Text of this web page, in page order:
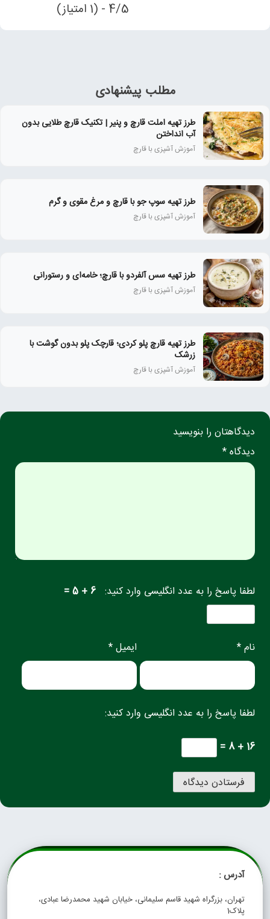
4/5 - (1 امتیاز)
مطلب پیشنهادی
طرز تهیه املت قارچ و پنیر | تکنیک قارچ طلایی بدون
آب انداختن
آموزش آشپزی با قارچ
طرز تهیه سوپ جو با قارچ و مرغ مقوی و گرم
آموزش آشپزی با قارچ
طرز تهیه سس آلفردو با قارچ؛ خامه‌ای و رستورانی
آموزش آشپزی با قارچ
طرز تهیه قارچ پلو کردی؛ قارچک پلو بدون گوشت با
زرشک
آموزش آشپزی با قارچ
دیدگاهتان را بنویسید
دیدگاه *
لطفا پاسخ را به عدد انگلیسی وارد کنید: 6 + 5 =
نام * ایمیل *
لطفا پاسخ را به عدد انگلیسی وارد کنید:
16 + 8 =
آدرس :
تهران، بزرگراه شهید قاسم سلیمانی، خیابان شهید محمدرضا عبادی،
پلاک1